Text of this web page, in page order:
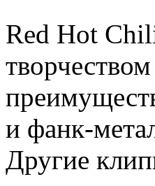
Red Hot
и фанк-
Другие